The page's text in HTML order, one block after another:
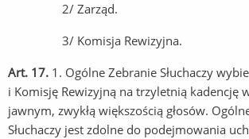
2/ Zarząd.
3/ Komisja Rewizyjna.
Art. 17. 1. Ogólne Zebranie Słuchaczy
i Komisję Rewizyjną na trzyletnią kadencję
jawnym, zwykłą większością głosów.
Słuchaczy jest zdolne do podejmowania